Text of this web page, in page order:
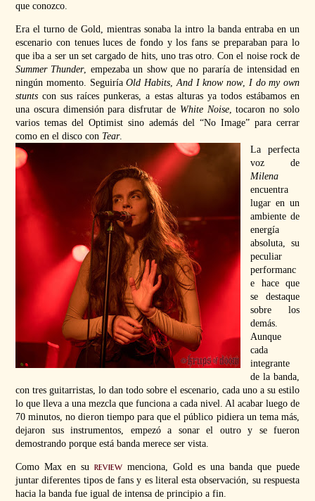
que conozco.
Era el turno de Gold, mientras sonaba la intro la banda entraba en un
escenario con tenues luces de fondo y los fans se preparaban para lo
que iba a ser un set cargado de hits, uno tras otro. Con el noise rock de
Summer Thunder, empezaba un show que no pararía de intensidad en
ningún momento. SeguiríaOld Habits,And I know now, I do my own
stuntscon sus raíces punkeras, a estas alturas ya todos estábamos en
una oscura dimensión para disfrutar de White Noise, tocaron no solo
varios temas del Optimist sino además del “No Image” para cerrar
como en el disco con Tear.
La perfecta
voz de
Milena
encuentra
lugar en un
ambiente de
energía
absoluta, su
peculiar
performanc
e hace que
se destaque
sobre los
demás.
Aunque
cada
integrante
de la banda,
con tres guitarristas, lo dan todo sobre el escenario, cada uno a su estilo
lo que lleva a una mezcla que funciona a cada nivel. Al acabar luego de
70 minutos, no dieron tiempo para que el público pidiera un tema más,
dejaron sus instrumentos, empezó a sonar el outro y se fueron
demostrando porque está banda merece ser vista.
Como Max en su review menciona, Gold es una banda que puede
juntar diferentes tipos de fans y es literal esta observación, su respuesta
hacia la banda fue igual de intensa de principio a fin.